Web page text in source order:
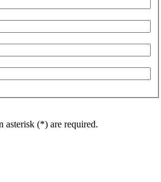
asterisk (*) are required.